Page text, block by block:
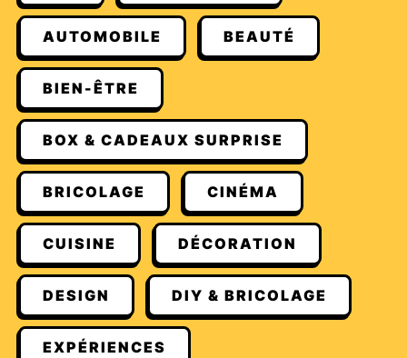
AUTOMOBILE BEAUTÉ
BIEN-ÊTRE
BOX & CADEAUX SURPRISE
BRICOLAGE CINÉMA
CUISINE DÉCORATION
DESIGN DIY & BRICOLAGE
EXPÉRIENCES